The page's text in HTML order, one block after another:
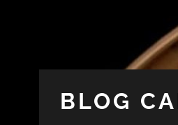
BLOG